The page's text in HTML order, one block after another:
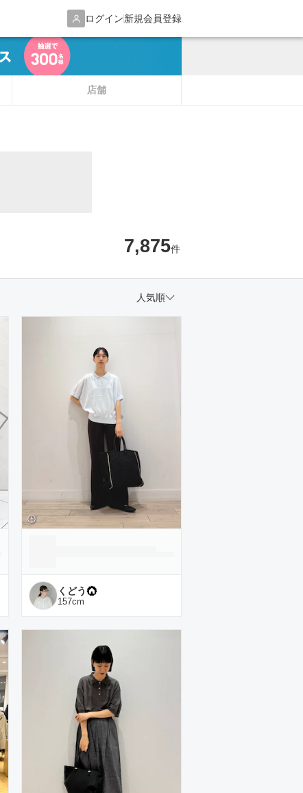
ログイン新規会員登録
店舗
7,875件
人気順
くどう
157cm